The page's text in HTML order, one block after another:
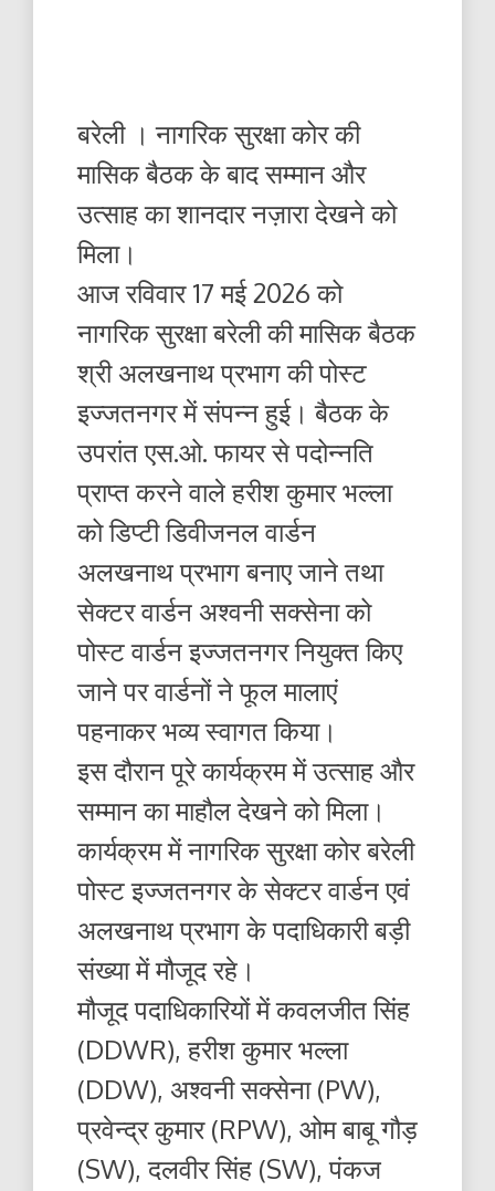
बरेली । नागरिक सुरक्षा कोर की
मासिक बैठक के बाद सम्मान और
उत्साह का शानदार नज़ारा देखने को
मिला।
आज रविवार 17 मई 2026 को
नागरिक सुरक्षा बरेली की मासिक बैठक
श्री अलखनाथ प्रभाग की पोस्ट
इज्जतनगर में संपन्न हुई। बैठक के
उपरांत एस.ओ. फायर से पदोन्नति
प्राप्त करने वाले हरीश कुमार भल्ला
को डिप्टी डिवीजनल वार्डन
अलखनाथ प्रभाग बनाए जाने तथा
सेक्टर वार्डन अश्वनी सक्सेना को
पोस्ट वार्डन इज्जतनगर नियुक्त किए
जाने पर वार्डनों ने फूल मालाएं
पहनाकर भव्य स्वागत किया।
इस दौरान पूरे कार्यक्रम में उत्साह और
सम्मान का माहौल देखने को मिला।
कार्यक्रम में नागरिक सुरक्षा कोर बरेली
पोस्ट इज्जतनगर के सेक्टर वार्डन एवं
अलखनाथ प्रभाग के पदाधिकारी बड़ी
संख्या में मौजूद रहे।
मौजूद पदाधिकारियों में कवलजीत सिंह
(DDWR), हरीश कुमार भल्ला
(DDW), अश्वनी सक्सेना (PW),
प्रवेन्द्र कुमार (RPW), ओम बाबू गौड़
(SW), दलवीर सिंह (SW), पंकज